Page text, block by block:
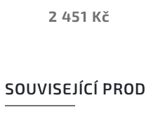
2 451 Kč
SOUVISEJÍCÍ